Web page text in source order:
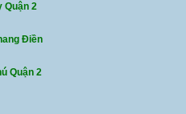
Quận 2
Điền
Quận 2